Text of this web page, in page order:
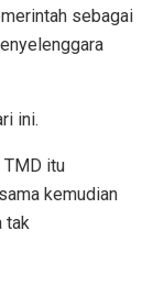
sebagai
ini.
TMD itu
kemudian
tak